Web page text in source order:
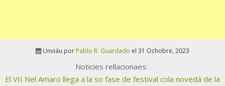
Unviáu por Pablo R. Guardado el 31 Ochobre, 2023
Noticies rellacionaes:
El VII Nel Amaro llega a la so fase de festival cola novedá de la